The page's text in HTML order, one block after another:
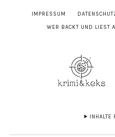
IMPRESSUM
WER BACKT UND LIEST
INHALTE